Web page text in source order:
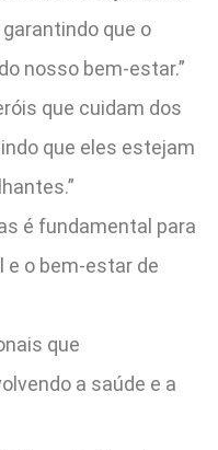
que o
nosso bem-estar.”
que cuidam dos
que eles estejam
é fundamental para
e o bem-estar de
que
a saúde e a